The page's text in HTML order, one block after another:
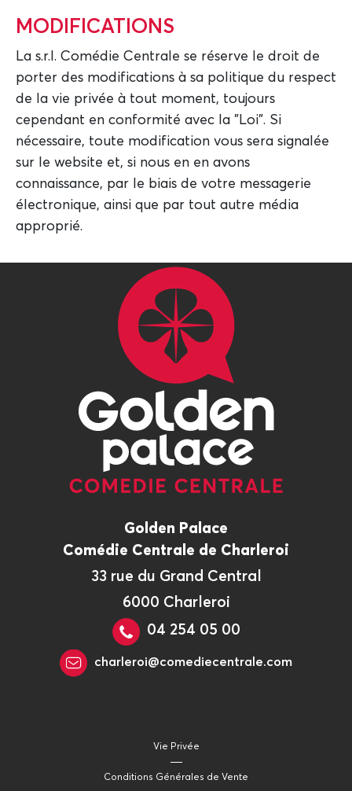
MODIFICATIONS
La s.r.l. Comédie Centrale se réserve le droit de
porter des modifications à sa politique du respect
de la vie privée à tout moment, toujours
cependant en conformité avec la "Loi". Si
nécessaire, toute modification vous sera signalée
sur le website et, si nous en en avons
connaissance, par le biais de votre messagerie
électronique, ainsi que par tout autre média
approprié.
Golden Palace
Comédie Centrale de Charleroi
33 rue du Grand Central
6000 Charleroi
04 254 05 00
charleroi@comediecentrale.com
Vie Privée
Conditions Générales de Vente